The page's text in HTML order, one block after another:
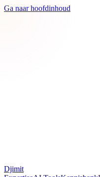
Ga naar hoofdinhoud
Djimit